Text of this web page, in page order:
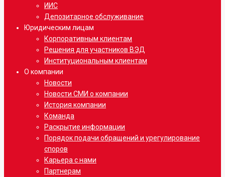
ИИС
Депозитарное обслуживание
Юридическим лицам
Корпоративным клиентам
Решения для участников ВЭД
Институциональным клиентам
О компании
Новости
Новости СМИ о компании
История компании
Команда
Раскрытие информации
Порядок подачи обращений и урегулирование
споров
Карьера с нами
Партнерам